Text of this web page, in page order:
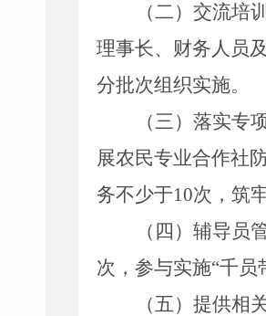
（二）交流培
理事长、财务人员
分批次组织实施。
（三）落实专
展农民专业合作社
务不少于10次，筑
（四）辅导员
次，参与实施“千
（五）提供相